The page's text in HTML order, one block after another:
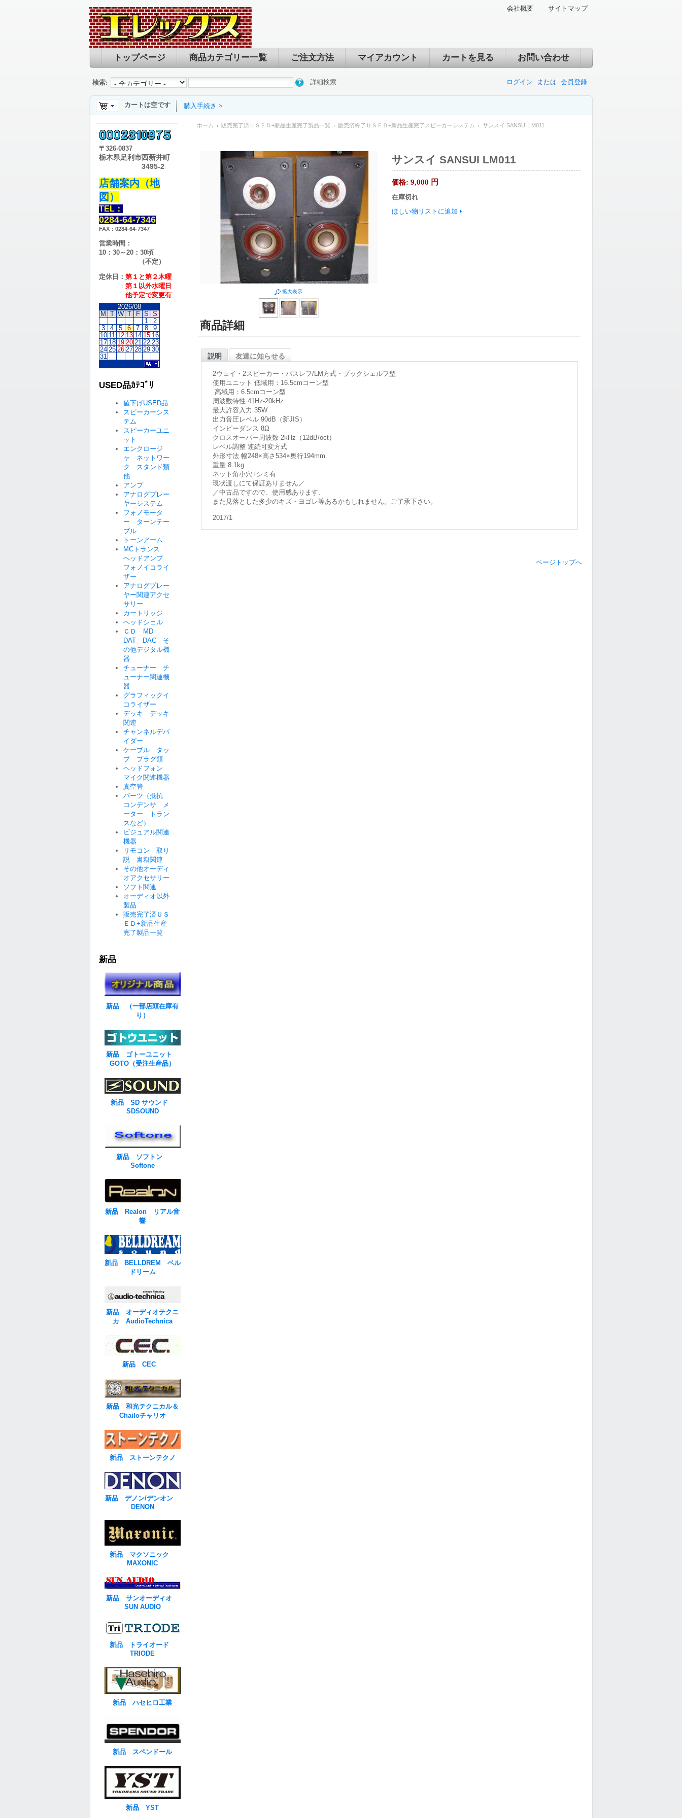
会社概要 サイトマップ
トップページ 商品カテゴリー一覧 ご注文方法 マイアカウント カートを見る お問い合わせ
ログイン または 会員登録
検索: 詳細検索
カートは空です 購入手続き
ホーム 販売完了済ＵＳＥＤ+新品生産完了製品一覧 販売済終了ＵＳＥＤ+新品生産完了スピーカーシステム サンスイ SANSUI LM011
拡大表示
サンスイ SANSUI LM011
価格: 9,000 円
在庫切れ
ほしい物リストに追加
商品詳細
説明 友達に知らせる
2ウェイ・2スピーカー・バスレフ/LM方式・ブックシェルフ型
使用ユニット 低域用：16.5cmコーン型
高域用：6.5cmコーン型
周波数特性 41Hz-20kHz
最大許容入力 35W
出力音圧レベル 90dB（新JIS）
インピーダンス 8Ω
クロスオーバー周波数 2kHz（12dB/oct）
レベル調整 連続可変方式
外形寸法 幅248×高さ534×奥行194mm
重量 8.1kg
ネット角小穴+シミ有
現状渡しにて保証ありません／
／中古品ですので、使用感あります、
また見落とした多少のキズ・ヨゴレ等あるかもしれません。ご了承下さい。
2017/1
ページトップへ
〒 326-0837
栃木県足利市西新井町
3495-2
店舗案内（地
図）
TEL：
0284-64-7346
FAX：0284-64-7347
営業時間：
10：30～20：30頃
（不定）
定休日： 第１と第２木曜
： 第１以外水曜日
他予定で変更有
2026/08
M
T W T F S S
1
2
3
4 5 6 7 8
9
10 11 12 13 14 15 16
17 18 19 20 21 22 23
24 25 26 27 28 29 30
31
USED品ｶﾃｺﾞﾘ
値下げUSED品
スピーカーシス
テム
スピーカーユニ
ット
エンクロージ
ャ ネットワー
ク スタンド類
他
アンプ
アナログプレー
ヤーシステム
フォノモータ
ー ターンテー
ブル
トーンアーム
MCトランス
ヘッドアンプ
フォノイコライ
ザー
アナログプレー
ヤー関連アクセ
サリー
カートリッジ
ヘッドシェル
ＣＤ MD
DAT DAC そ
の他デジタル機
器
チューナー チ
ューナー関連機
器
グラフィックイ
コライザー
デッキ デッキ
関連
チャンネルデバ
イダー
ケーブル タッ
プ プラグ類
ヘッドフォン
マイク関連機器
真空管
パーツ（抵抗
コンデンサ メ
ーター トラン
スなど）
ビジュアル関連
機器
リモコン 取り
説 書籍関連
その他オーディ
オアクセサリー
ソフト関連
オーディオ以外
製品
販売完了済ＵＳ
ＥＤ+新品生産
完了製品一覧
新品
新品 （一部店頭在庫有
り）
新品 ゴトーユニット
GOTO（受注生産品）
新品 SD サウンド
SDSOUND
新品 ソフトン
Softone
新品 Realon リアル音
響
新品 BELLDREM ベル
ドリーム
新品 オーディオテクニ
カ AudioTechnica
新品 CEC
新品 和光テクニカル＆
Chailoチャリオ
新品 ストーンテクノ
新品 デノン/デンオン
DENON
新品 マクソニック
MAXONIC
新品 サンオーディオ
SUN AUDIO
新品 トライオード
TRIODE
新品 ハセヒロ工業
新品 スペンドール
新品 YST